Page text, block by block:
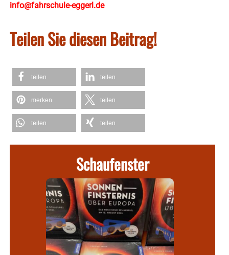
info@fahrschule-eggerl.de
Teilen Sie diesen Beitrag!
teilen teilen
merken teilen
teilen teilen
Schaufenster